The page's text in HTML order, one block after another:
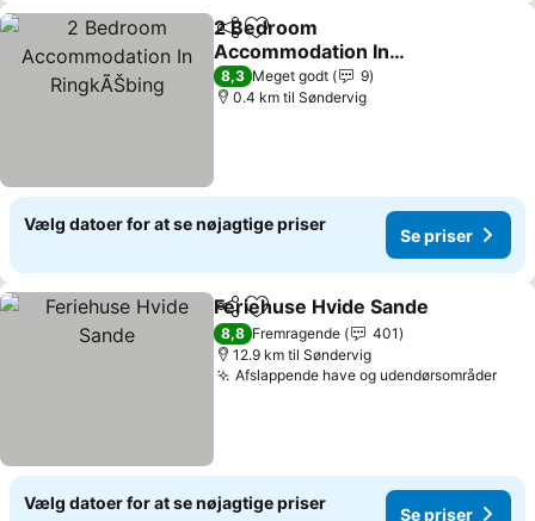
Del Føj til favoritter
2 Bedroom
Accommodation In
RingkÃŠbing
Se priser
8,3 Meget godt
9
0.4 km til Søndervig
Vælg datoer for at se nøjagtige priser
Se priser
Del Føj til favoritter
Feriehuse Hvide Sande
8,8 Fremragende
401
12.9 km til Søndervig
Afslappende have og udendørsområderSe
Vælg datoer for at se nøjagtige priser
Se priser